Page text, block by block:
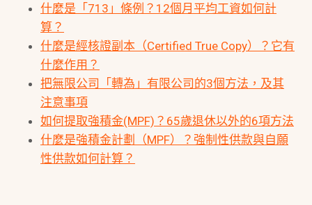
什麼是「713」條例？12個月平均工資如何計
算？
什麼是經核證副本（Certified True Copy）？它有
什麼作用？
把無限公司「轉為」有限公司的3個方法，及其
注意事項
如何提取強積金(MPF)？65歲退休以外的6項方法
什麼是強積金計劃（MPF）？強制性供款與自願
性供款如何計算？